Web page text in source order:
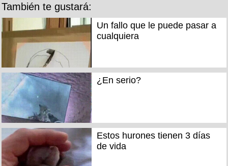
También te gustará:
Un fallo que le puede pasar a
cualquiera
¿En serio?
Estos hurones tienen 3 días
de vida